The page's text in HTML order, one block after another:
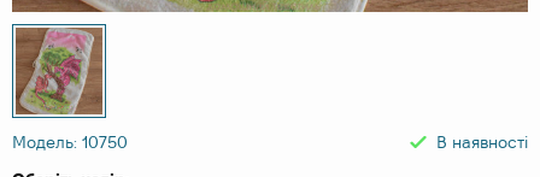
Модель: 10750
В наявності